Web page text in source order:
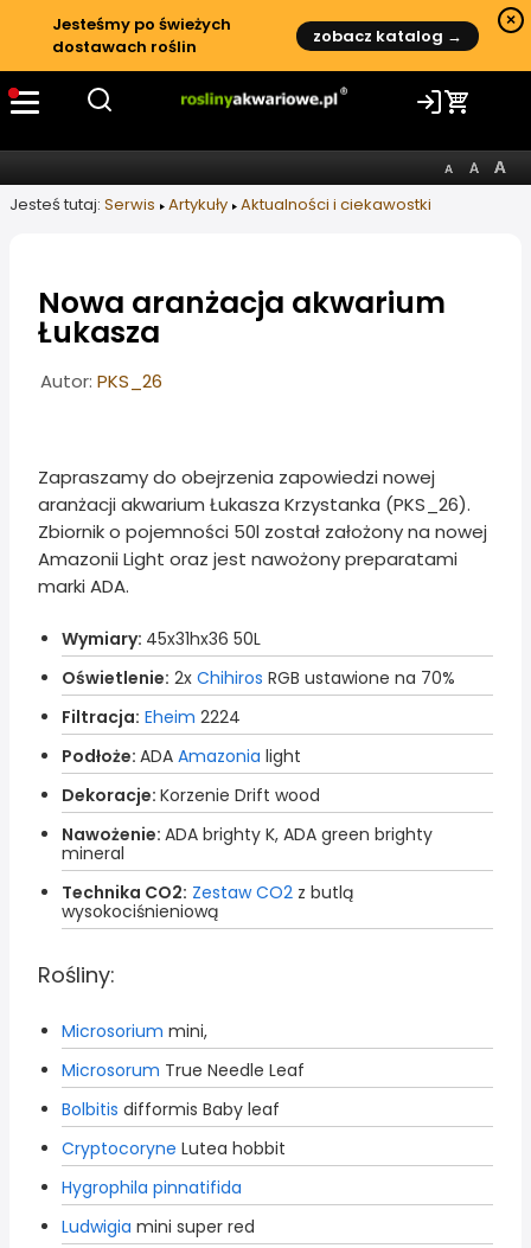
Jesteśmy po świeżych
dostawach roślin
zobacz katalog →
×
Jesteś tutaj: Serwis Artykuły Aktualności i ciekawostki
Nowa aranżacja akwarium
Łukasza
Informacje o artykule
Autor: PKS_26
Zapraszamy do obejrzenia zapowiedzi nowej
aranżacji akwarium Łukasza Krzystanka (PKS_26).
Zbiornik o pojemności 50l został założony na nowej
Amazonii Light oraz jest nawożony preparatami
marki ADA.
Wymiary: 45x31hx36 50L
Oświetlenie: 2x Chihiros RGB ustawione na 70%
Filtracja: Eheim 2224
Podłoże: ADA Amazonia light
Dekoracje: Korzenie Drift wood
Nawożenie: ADA brighty K, ADA green brighty
mineral
Technika CO2: Zestaw CO2 z butlą
wysokociśnieniową
Rośliny:
Microsorium mini,
Microsorum True Needle Leaf
Bolbitis difformis Baby leaf
Cryptocoryne Lutea hobbit
Hygrophila pinnatifida
Ludwigia mini super red